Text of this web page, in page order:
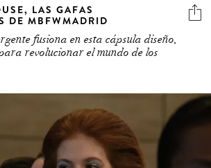
LAS GAFAS
DE MBFWMADRID
fusiona en esta cápsula diseño,
revolucionar el mundo de los